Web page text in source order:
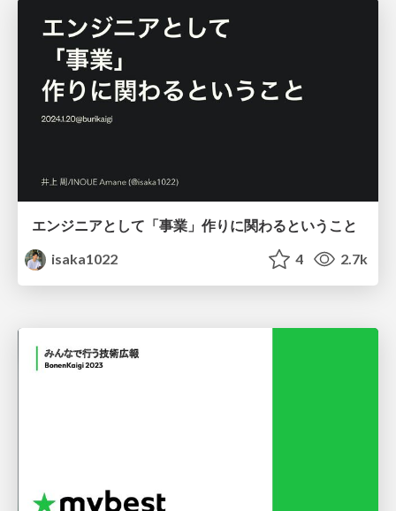
エンジニアとして「事業」作りに関わるということ
isaka1022
4 2.7k